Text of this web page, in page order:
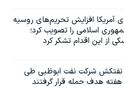
آمریکا افزایش تحریم‌های روسیه
اسلامی را تصویب کرد؛
از این اقدام تشکر کرد
شرکت نفت ابوظبی طی
هدف حمله قرار گرفتند